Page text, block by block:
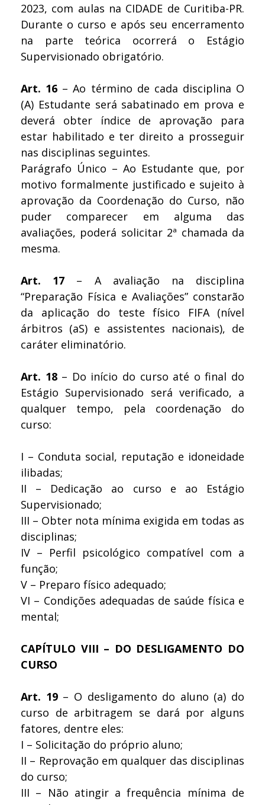
2023, com aulas na CIDADE de Curitiba-PR.
Durante o curso e após seu encerramento
na parte teórica ocorrerá o Estágio
Supervisionado obrigatório.
Art. 16 – Ao término de cada disciplina O
(A) Estudante será sabatinado em prova e
deverá obter índice de aprovação para
estar habilitado e ter direito a prosseguir
nas disciplinas seguintes.
Parágrafo Único – Ao Estudante que, por
motivo formalmente justificado e sujeito à
aprovação da Coordenação do Curso, não
puder comparecer em alguma das
avaliações, poderá solicitar 2ª chamada da
mesma.
Art. 17 – A avaliação na disciplina
“Preparação Física e Avaliações” constarão
da aplicação do teste físico FIFA (nível
árbitros (aS) e assistentes nacionais), de
caráter eliminatório.
Art. 18– Do início do curso até o final do
Estágio Supervisionado será verificado, a
qualquer tempo, pela coordenação do
curso:
I – Conduta social, reputação e idoneidade
ilibadas;
II – Dedicação ao curso e ao Estágio
Supervisionado;
III – Obter nota mínima exigida em todas as
disciplinas;
IV – Perfil psicológico compatível com a
função;
V – Preparo físico adequado;
VI – Condições adequadas de saúde física e
mental;
CAPÍTULO VIII – DO DESLIGAMENTO DO
CURSO
Art. 19– O desligamento do aluno (a) do
curso de arbitragem se dará por alguns
fatores, dentre eles:
I – Solicitação do próprio aluno;
II – Reprovação em qualquer das disciplinas
do curso;
III – Não atingir a frequência mínima de